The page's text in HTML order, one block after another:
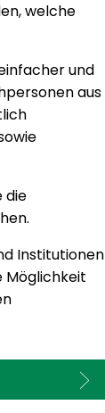
welche
und
aus
die
Institutionen
Möglichkeit